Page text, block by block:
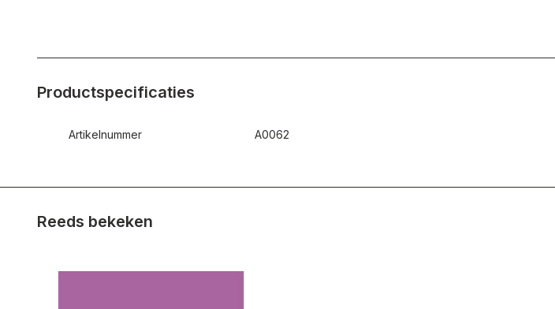
Productspecificaties
Artikelnummer A0062
Reeds bekeken